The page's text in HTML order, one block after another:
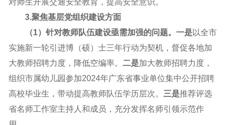
对师生开展交通安全教育，提高安全意识。
3.聚焦基层党组织建设方面
（1）针对教师队伍建设亟需加强的问题。 一是以全市
实施新一轮引进博（硕）士三年行动为契机，督促各地加
大教师招聘力度，降低空编率。 二是加大教师招聘力度，
组织市属幼儿园参加2024年广东省事业单位集中公开招聘
高校毕业生，带动提高教师队伍学历层次。 三是推荐评选
省名师工作室主持人和成员，充分发挥名师引领示范作